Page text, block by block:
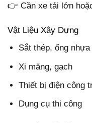
👉 Cần xe tải lớn
Vật Liệu Xây Dựng
Sắt thép, ống nhựa
Xi măng, gạch
Thiết bị điện công
Dụng cụ thi công